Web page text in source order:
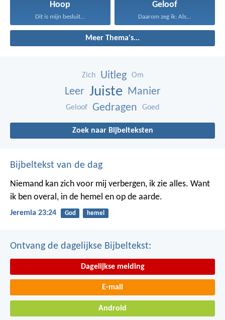
Hoop
Dit is mijn besluit...
Geloof
Daarom zeg ik: Als...
Meer Thema's...
Zich Uitleg Om
Leer Juiste Manier
Geloof Gedragen Goed
Zoek naar Bijbelteksten
Bijbeltekst van de dag
Niemand kan zich voor mij verbergen, ik zie alles. Want
ik ben overal, in de hemel en op de aarde.
Jeremia 23:24 God hemel
Ontvang de dagelijkse Bijbeltekst:
Dagelijkse melding
E-mail
Android